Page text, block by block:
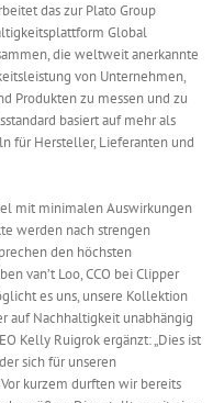
das zur Plato Group
Global
die weltweit anerkannte
von Unternehmen,
Produkten zu messen und zu
basiert auf mehr als
für Hersteller, Lieferanten und
mit minimalen Auswirkungen
werden nach strengen
den höchsten
van’t Loo, CCO bei Clipper
es uns, unsere Kollektion
auf Nachhaltigkeit unabhängig
Kelly Ruigrok ergänzt: „Dies ist
sich für unseren
kurzem durften wir bereits